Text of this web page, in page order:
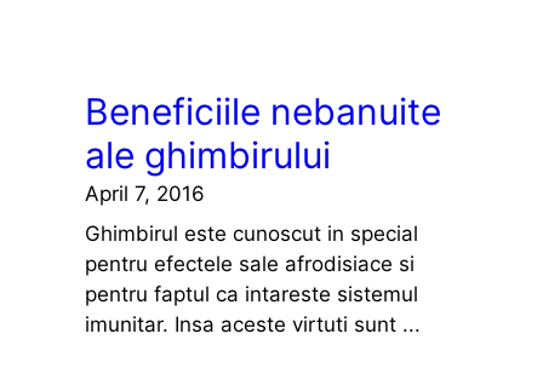
Beneficiile nebanuite
ale ghimbirului
April 7, 2016
Ghimbirul este cunoscut in special
pentru efectele sale afrodisiace si
pentru faptul ca intareste sistemul
imunitar. Insa aceste virtuti sunt ...